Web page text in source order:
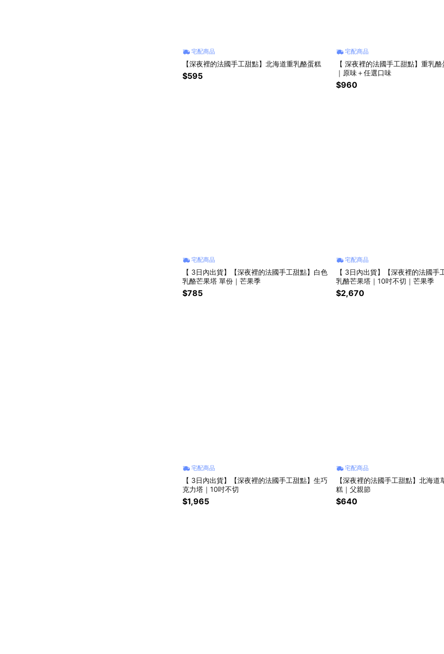
宅配商品
【深夜裡的法國手工甜點】北海道重乳酪蛋糕
$595
宅配商品
【 深夜裡的法國手工甜點】重乳
｜原味＋任選口味
$960
宅配商品
【 3日內出貨】【深夜裡的法國手工甜點】白色
乳酪芒果塔 單份｜芒果季
$785
宅配商品
【 3日內出貨】【深夜裡的法國手
乳酪芒果塔｜10吋不切｜芒果季
$2,670
宅配商品
【 3日內出貨】【深夜裡的法國手工甜點】生巧
克力塔｜10吋不切
$1,965
宅配商品
【深夜裡的法國手工甜點】北海道
糕｜父親節
$640